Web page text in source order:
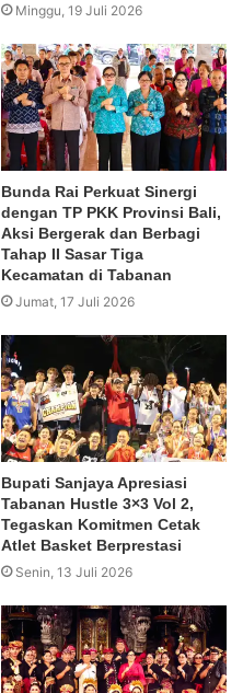
Minggu, 19 Juli 2026
Bunda Rai Perkuat Sinergi
dengan TP PKK Provinsi Bali,
Aksi Bergerak dan Berbagi
Tahap II Sasar Tiga
Kecamatan di Tabanan
Jumat, 17 Juli 2026
Bupati Sanjaya Apresiasi
Tabanan Hustle 3×3 Vol 2,
Tegaskan Komitmen Cetak
Atlet Basket Berprestasi
Senin, 13 Juli 2026